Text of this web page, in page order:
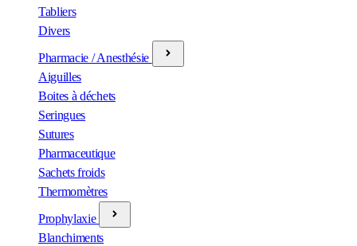
Tabliers
Divers
Pharmacie / Anesthésie
Aiguilles
Boites à déchets
Seringues
Sutures
Pharmaceutique
Sachets froids
Thermomètres
Prophylaxie
Blanchiments